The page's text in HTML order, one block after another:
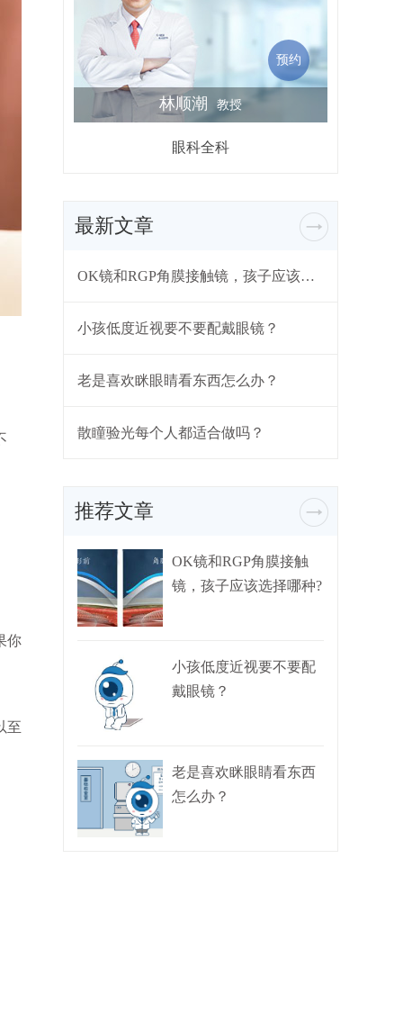
你
至
林顺潮 教授
预约
眼科全科
最新文章
OK镜和RGP角膜接触镜，孩子应该选择哪种?
小孩低度近视要不要配戴眼镜？
老是喜欢眯眼睛看东西怎么办？
散瞳验光每个人都适合做吗？
推荐文章
OK镜和RGP角膜接触
镜，孩子应该选择哪种?
小孩低度近视要不要配
戴眼镜？
老是喜欢眯眼睛看东西
怎么办？